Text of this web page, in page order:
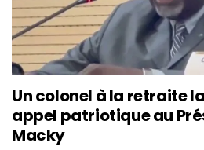
Un colonel à la retraite
appel patriotique au
Macky